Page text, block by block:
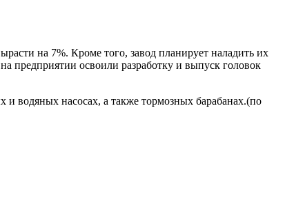
на 7%. Кроме того, завод планирует наладить их
предприятии освоили разработку и выпуск головок
и водяных насосах, а также тормозных барабанах.(по